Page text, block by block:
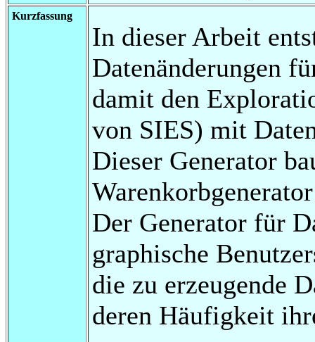
Kurzfassung
In dieser Arbeit
Datenänderungen
damit den
von SIES) mit
Dieser Generator
Der Generator für
graphische
die zu erzeugende
deren Häufigkeit